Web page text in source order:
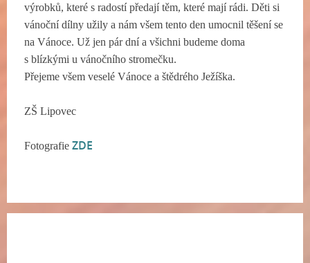
výrobků, které s radostí předají těm, které mají rádi. Děti si
vánoční dílny užily a nám všem tento den umocnil těšení se
na Vánoce. Už jen pár dní a všichni budeme doma
s blízkými u vánočního stromečku.
Přejeme všem veselé Vánoce a štědrého Ježíška.
ZŠ Lipovec
Fotografie ZDE